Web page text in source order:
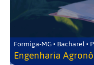
Formiga-MG • Bacharel •
Engenharia